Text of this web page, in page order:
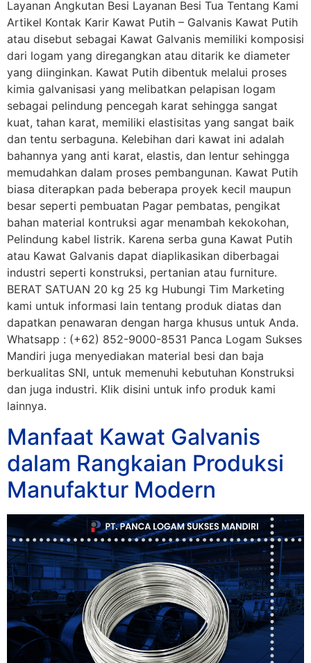
Layanan Angkutan Besi Layanan Besi Tua Tentang Kami
Artikel Kontak Karir Kawat Putih – Galvanis Kawat Putih
atau disebut sebagai Kawat Galvanis memiliki komposisi
dari logam yang diregangkan atau ditarik ke diameter
yang diinginkan. Kawat Putih dibentuk melalui proses
kimia galvanisasi yang melibatkan pelapisan logam
sebagai pelindung pencegah karat sehingga sangat
kuat, tahan karat, memiliki elastisitas yang sangat baik
dan tentu serbaguna. Kelebihan dari kawat ini adalah
bahannya yang anti karat, elastis, dan lentur sehingga
memudahkan dalam proses pembangunan. Kawat Putih
biasa diterapkan pada beberapa proyek kecil maupun
besar seperti pembuatan Pagar pembatas, pengikat
bahan material kontruksi agar menambah kekokohan,
Pelindung kabel listrik. Karena serba guna Kawat Putih
atau Kawat Galvanis dapat diaplikasikan diberbagai
industri seperti konstruksi, pertanian atau furniture.
BERAT SATUAN 20 kg 25 kg Hubungi Tim Marketing
kami untuk informasi lain tentang produk diatas dan
dapatkan penawaran dengan harga khusus untuk Anda.
Whatsapp : (+62) 852-9000-8531 Panca Logam Sukses
Mandiri juga menyediakan material besi dan baja
berkualitas SNI, untuk memenuhi kebutuhan Konstruksi
dan juga industri. Klik disini untuk info produk kami
lainnya.
Manfaat Kawat Galvanis
dalam Rangkaian Produksi
Manufaktur Modern